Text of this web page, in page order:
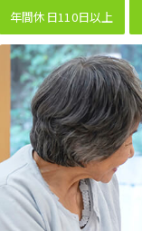
年間休日110日以上